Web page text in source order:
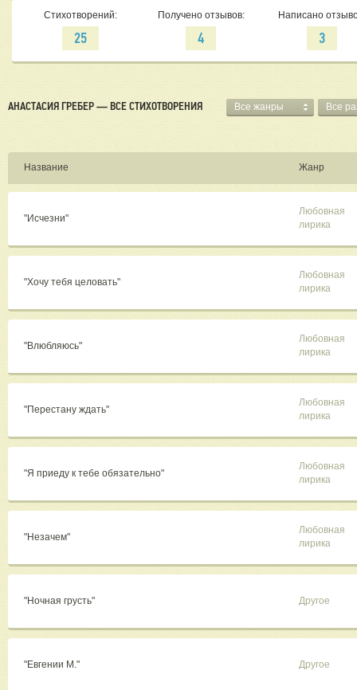
Стихотворений:
25
Получено отзывов:
4
Написано
3
АНАСТАСИЯ ГРЕБЕР — ВСЕ СТИХОТВОРЕНИЯ Все жанры Все
Название Жанр
"Исчезни"
Любовная
лирика
"Хочу тебя целовать"
Любовная
лирика
"Влюбляюсь"
Любовная
лирика
"Перестану ждать"
Любовная
лирика
"Я приеду к тебе обязательно"
Любовная
лирика
"Незачем"
Любовная
лирика
"Ночная грусть" Другое
"Евгении М." Другое